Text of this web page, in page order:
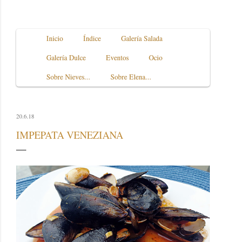
Inicio Índice
Galería Salada
Galería Dulce
Eventos
Ocio
Sobre Nieves...
Sobre Elena...
20.6.18
IMPEPATA VENEZIANA